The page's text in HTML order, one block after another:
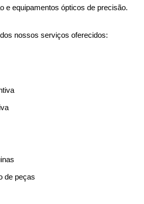
e equipamentos ópticos de precisão.
nossos serviços oferecidos:
de peças